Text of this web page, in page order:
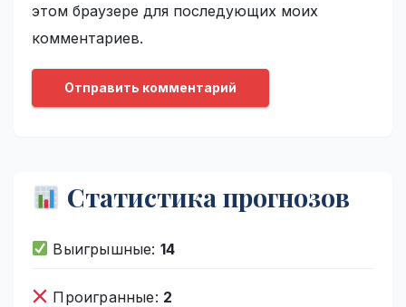
этом браузере для последующих моих
комментариев.
Статистика прогнозов
Выигрышные: 14
Проигранные: 2